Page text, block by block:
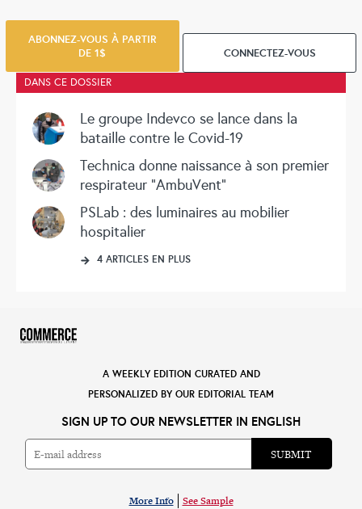
ABONNEZ-VOUS À PARTIR
DE 1$
CONNECTEZ-VOUS
DANS CE DOSSIER
Le groupe Indevco se lance dans la
bataille contre le Covid-19
Technica donne naissance à son premier
respirateur “AmbuVent”
PSLab : des luminaires au mobilier
hospitalier
4 ARTICLES EN PLUS
A WEEKLY EDITION CURATED AND
PERSONALIZED BY OUR EDITORIAL TEAM
SIGN UP TO OUR NEWSLETTER IN ENGLISH
More Info See Sample